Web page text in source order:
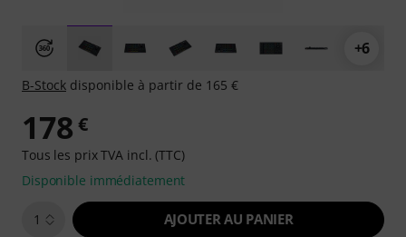
+6
B-Stock disponible à partir de 165 €
178 €
Tous les prix TVA incl. (TTC)
Disponible immédiatement
1 AJOUTER AU PANIER